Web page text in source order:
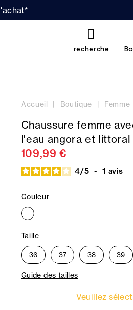
recherche
Accueil Boutique Femme
Chaussure femme
l'eau angora et littoral
109,99 €
4/5 - 1 avis
Couleur
Taille
36 37 38 39
Guide des tailles
Veuillez